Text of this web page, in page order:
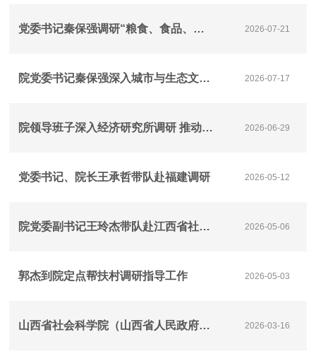
党委书记秦保强调研“粮食、食品、美食”三食贯通研究重大课题推进落实情况 2026-07-21
院党委书记秦保强深入城市与生态文明研究所调研 推动重大课题研究工作 2026-07-17
院领导班子深入经济研究所调研 推动重大课题研究工作 2026-06-29
党委书记、院长王承哲带队赴福建调研 2026-05-12
院党委副书记王玲杰带队赴江西省社会科学院调研 2026-05-06
郭杰到院定点帮扶村调研指导工作 2026-05-03
山西省社会科学院（山西省人民政府发展研究中心）到我院调研 2026-03-16